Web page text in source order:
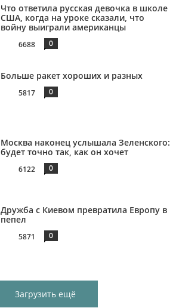
Что ответила русская девочка в школе
США, когда на уроке сказали, что
войну выиграли американцы
6688 0
Больше ракет хороших и разных
5817 0
Москва наконец услышала Зеленского:
будет точно так, как он хочет
6122 0
Дружба с Киевом превратила Европу в
пепел
5871 0
Загрузить ещё